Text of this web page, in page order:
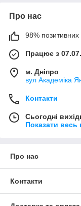
Про нас
98% позитивних
Працює з
м. Дніпро
вул Академіка
Контакти
Сьогодні
Показати весь
Про нас
Контакти